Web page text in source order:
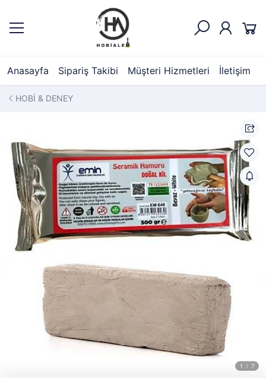
Anasayfa Sipariş Takibi Müşteri Hizmetleri İletişim
HOBİ & DENEY